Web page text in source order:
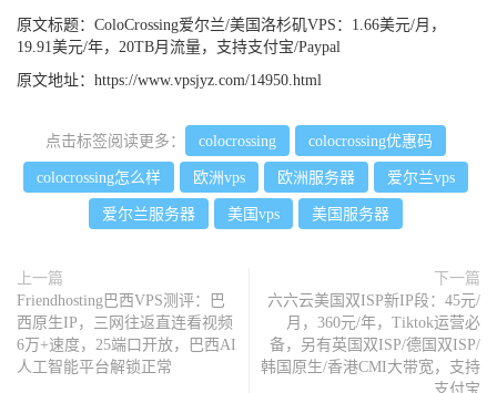
原文标题： ColoCrossing爱尔兰/美国洛杉矶VPS：1.66美元/月，
19.91美元/年，20TB月流量，支持支付宝/Paypal
原文地址： https://www.vpsjyz.com/14950.html
点击标签阅读更多： colocrossing colocrossing优惠码
colocrossing怎么样 欧洲vps 欧洲服务器 爱尔兰vps
爱尔兰服务器 美国vps 美国服务器
上一篇
Friendhosting巴西VPS测评：巴
西原生IP，三网往返直连看视频
6万+速度，25端口开放，巴西AI
人工智能平台解锁正常
下一篇
六六云美国双ISP新IP段：45元/
月，360元/年，Tiktok运营必
备，另有英国双ISP/德国双ISP/
韩国原生/香港CMI大带宽，支持
支付宝